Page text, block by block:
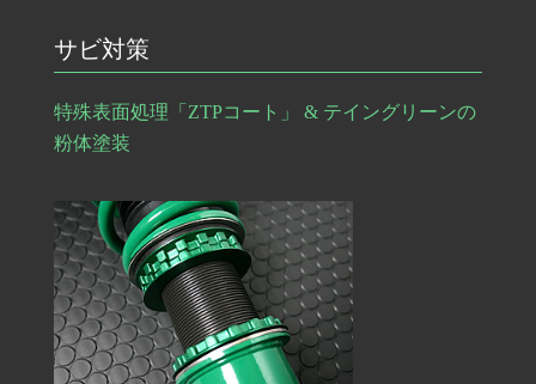
サビ対策
特殊表面処理「ZTPコート」 & テイングリーンの
粉体塗装